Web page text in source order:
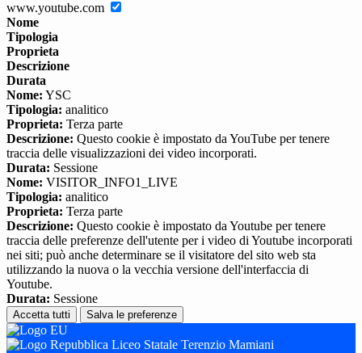
www.youtube.com
Nome
Tipologia
Proprieta
Descrizione
Durata
Nome: YSC
Tipologia: analitico
Proprieta: Terza parte
Descrizione: Questo cookie è impostato da YouTube per tenere
traccia delle visualizzazioni dei video incorporati.
Durata: Sessione
Nome: VISITOR_INFO1_LIVE
Tipologia: analitico
Proprieta: Terza parte
Descrizione: Questo cookie è impostato da Youtube per tenere
traccia delle preferenze dell'utente per i video di Youtube incorporati
nei siti; può anche determinare se il visitatore del sito web sta
utilizzando la nuova o la vecchia versione dell'interfaccia di
Youtube.
Durata: Sessione
Accetta tutti Salva le preferenze
Liceo Statale Terenzio Mamiani